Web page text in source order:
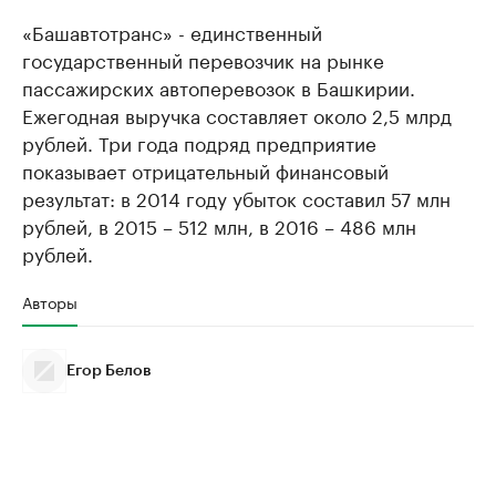
«Башавтотранс» - единственный
государственный перевозчик на рынке
пассажирских автоперевозок в Башкирии.
Ежегодная выручка составляет около 2,5 млрд
рублей. Три года подряд предприятие
показывает отрицательный финансовый
результат: в 2014 году убыток составил 57 млн
рублей, в 2015 – 512 млн, в 2016 – 486 млн
рублей.
Авторы
Егор Белов